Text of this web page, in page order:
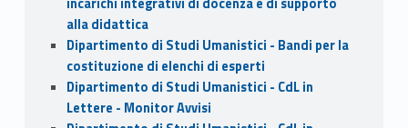
alla didattica
Dipartimento di Studi Umanistici - Bandi per la
costituzione di elenchi di esperti
Dipartimento di Studi Umanistici - CdL in
Lettere - Monitor Avvisi